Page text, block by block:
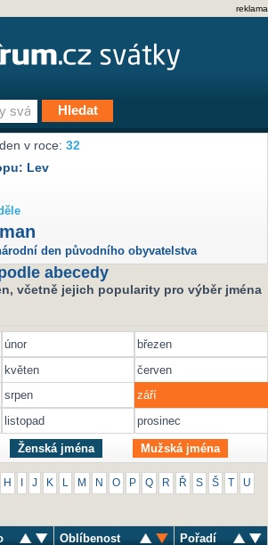
reklama
v roce:32
Lev
den původního obyvatelstva
abecedy
včetně jejich popularity pro výběr jména
únor
březen
květen
červen
srpen
září
listopad prosinec
Ženská jména Mužská jména
H J K M N O P Q R Ř S Š U
Oblíbenost
Pořadí